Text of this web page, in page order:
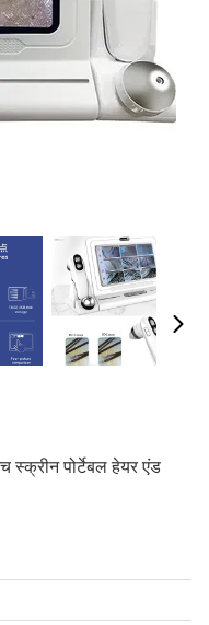
स्क्रीन पोर्टेबल हेयर एंड